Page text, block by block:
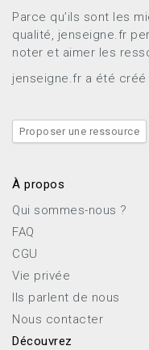
Parce qu’ils sont les
qualité, jenseigne.fr
noter et aimer les
jenseigne.fr a été
Proposer une ressource
À propos
Qui sommes-nous ?
FAQ
CGU
Vie privée
Ils parlent de nous
Nous contacter
Découvrez